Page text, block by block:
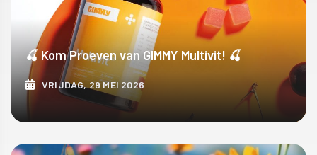
🍒 Kom Proeven van GIMMY Multivit! 🍒
VRIJDAG, 29 MEI 2026
ONTDEK MEER